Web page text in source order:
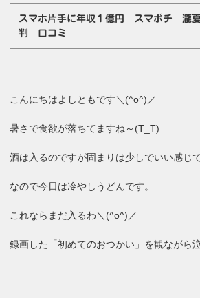
スマホ片手に年収１億円 スマポチ
判 口コミ
こんにちはよしともです＼(^o^)／
暑さで食欲が落ちてますね～(T_T)
酒は入るのですが固まりは少しでいい感じで
なので今日は冷やしうどんです。
これならまだ入るわ＼(^o^)／
録画した「初めてのおつかい」を観ながら